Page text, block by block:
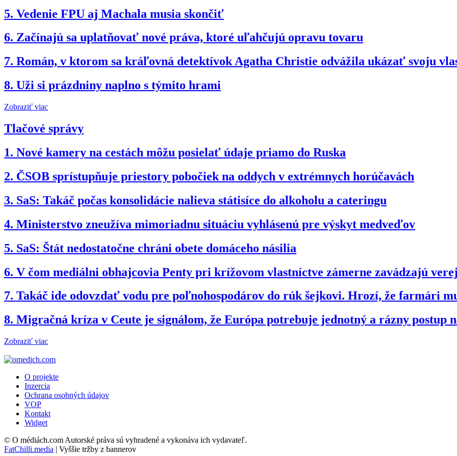
5. Vedenie FPU aj Machala musia skončiť
6. Začínajú sa uplatňovať nové práva, ktoré uľahčujú opravu tovaru
7. Román, v ktorom sa kráľovná detektívok Agatha Christie odvážila ukázať svoju
8. Uži si prázdniny naplno s týmito hrami
Zobraziť viac
Tlačové správy
1. Nové kamery na cestách môžu posielať údaje priamo do Ruska
2. ČSOB sprístupňuje priestory pobočiek na oddych v extrémnych horúčavách
3. SaS: Takáč počas konsolidácie nalieva státisíce do alkoholu a cateringu
4. Ministerstvo zneužíva mimoriadnu situáciu vyhlásenú pre výskyt medveďov
5. SaS: Štát nedostatočne chráni obete domáceho násilia
6. V čom mediálni obhajcovia Penty pri krížovom vlastníctve zámerne zavádzajú
7. Takáč ide odovzdať vodu pre poľnohospodárov do rúk šejkovi. Hrozí, že farmári
8. Migračná kríza v Ceute je signálom, že Európa potrebuje jednotný a rázny postup
Zobraziť viac
O projekte
Inzercia
Ochrana osobných údajov
VOP
Kontakt
Widget
© O médiách.com Autorské práva sú vyhradené a vykonáva ich vydavateľ.
FatChilli.media | Vyššie tržby z bannerov